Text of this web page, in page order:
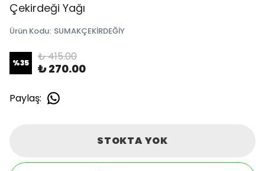
Çekirdeği Yağı
Ürün Kodu: SUMAKÇEKİRDEĞİY
%35 ₺ 415.00
₺ 270.00
Paylaş:
STOKTA YOK